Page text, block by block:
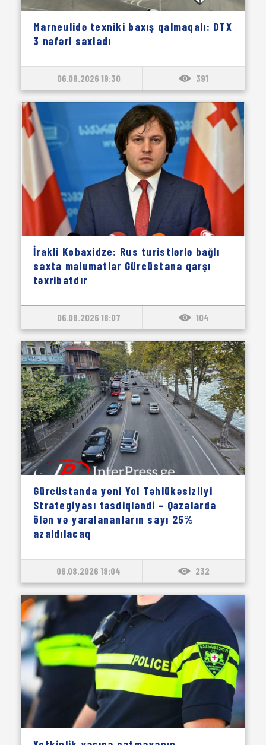
Marneulidə texniki baxış qalmaqalı: DTX
3 nəfəri saxladı
06.08.2026 19:30 391
İrakli Kobaxidze: Rus turistlərlə bağlı
saxta məlumatlar Gürcüstana qarşı
təxribatdır
06.08.2026 18:07 104
Gürcüstanda yeni Yol Təhlükəsizliyi
Strategiyası təsdiqləndi – Qəzalarda
ölən və yaralananların sayı 25%
azaldılacaq
06.08.2026 18:04 232